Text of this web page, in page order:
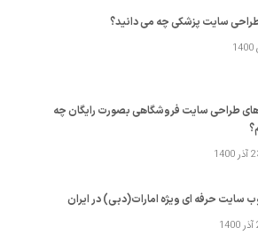
سایت پزشکی چه می دانید؟
طراحی سایت فروشگاهی بصورت رایگان چه
سایت حرفه ای ویژه امارات(دبی) در ایران